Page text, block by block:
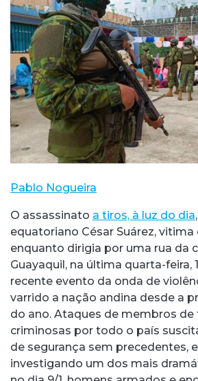
Pablo Nogueira
O assassinato a tiros, à luz do dia
equatoriano César Suárez,
enquanto dirigia por uma rua da
Guayaquil, na última quarta-feira,
recente evento da onda de
varrido a nação andina desde a
do ano. Ataques de membros de
criminosas por todo o país
de segurança sem precedentes,
investigando um dos mais